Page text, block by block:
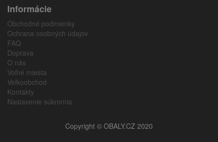
Informácie
Obchodné podmienky
Ochrana osobných údajov
FAQ
Doprava
O nás
Voľné miesta
Veľkoobchod
Kontakty
Nastavenie súkromia
Copyright © OBALY.CZ 2020